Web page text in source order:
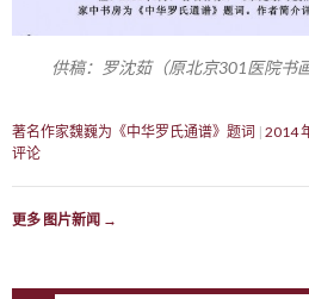
供稿：罗沈茹（原北京301医院
著名作家魏巍为《中华罗氏通谱》题词 2014
评论
更多 图片新闻 →